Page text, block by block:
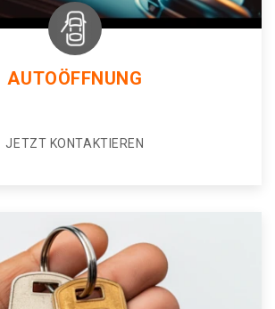
AUTOÖFFNUNG
JETZT KONTAKTIEREN